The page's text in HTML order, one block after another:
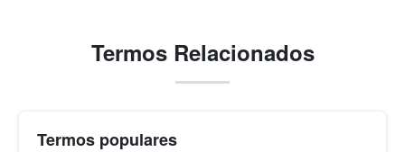
Termos Relacionados
Termos populares